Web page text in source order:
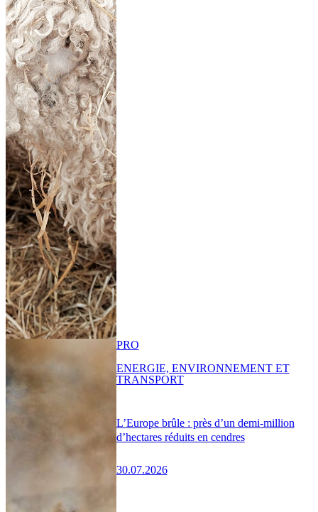
L’Europe brûle : près d’un demi-million
d’hectares réduits en cendres
30.07.2026
PRO
ENERGIE, ENVIRONNEMENT ET
TRANSPORT